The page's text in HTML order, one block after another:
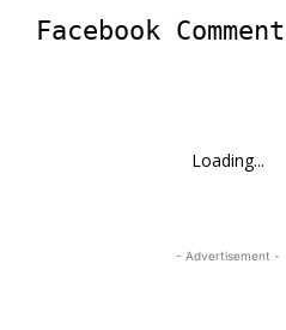
Facebook Comment
Loading...
- Advertisement -